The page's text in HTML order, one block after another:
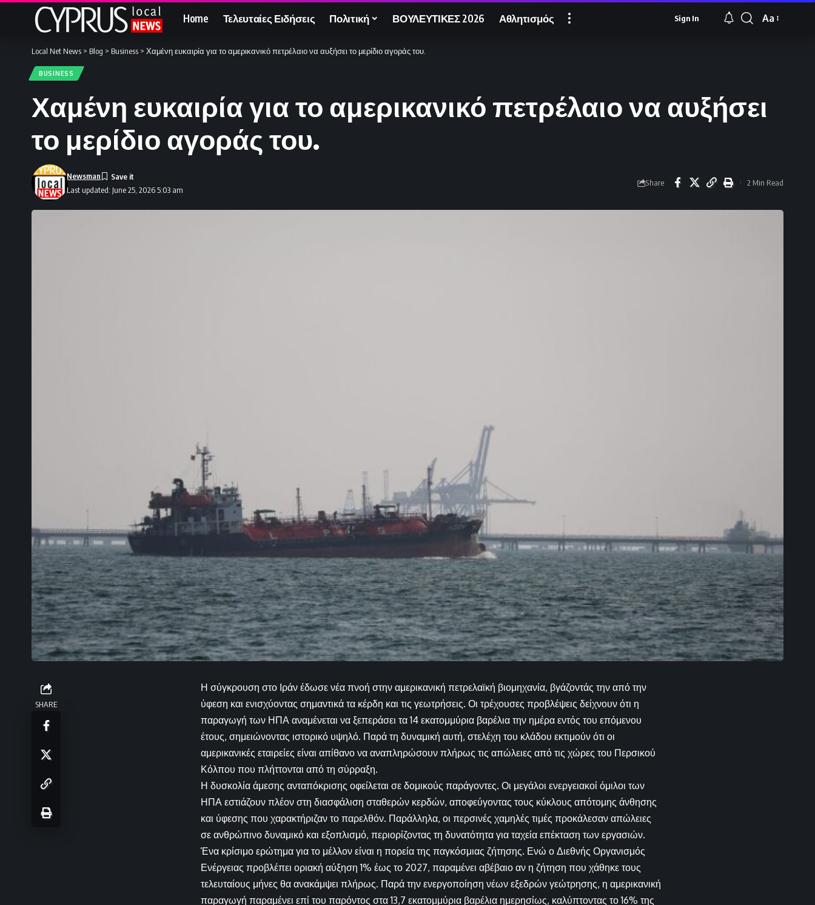
Home Τελευταίες Ειδήσεις Πολιτική ΒΟΥΛΕΥΤΙΚΕΣ 2026 Αθλητισμός Sign In
Font
Aa
Local Net News > Blog > Business > Χαμένη ευκαιρία για το αμερικανικό πετρέλαιο να αυξήσει το μερίδιο αγοράς του.
BUSINESS
Χαμένη ευκαιρία για το αμερικανικό πετρέλαιο να αυξήσει
το μερίδιο αγοράς του.
Last updated: June 25, 2026 5:03 am
Newsman
Share 2 Min Read
SHARE
Η σύγκρουση στο Ιράν έδωσε νέα πνοή στην αμερικανική πετρελαϊκή βιομηχανία, βγάζοντάς την από την
ύφεση και ενισχύοντας σημαντικά τα κέρδη και τις γεωτρήσεις. Οι τρέχουσες προβλέψεις δείχνουν ότι η
παραγωγή των ΗΠΑ αναμένεται να ξεπεράσει τα 14 εκατομμύρια βαρέλια την ημέρα εντός του επόμενου
έτους, σημειώνοντας ιστορικό υψηλό. Παρά τη δυναμική αυτή, στελέχη του κλάδου εκτιμούν ότι οι
αμερικανικές εταιρείες είναι απίθανο να αναπληρώσουν πλήρως τις απώλειες από τις χώρες του Περσικού
Κόλπου που πλήττονται από τη σύρραξη.
Η δυσκολία άμεσης ανταπόκρισης οφείλεται σε δομικούς παράγοντες. Οι μεγάλοι ενεργειακοί όμιλοι των
ΗΠΑ εστιάζουν πλέον στη διασφάλιση σταθερών κερδών, αποφεύγοντας τους κύκλους απότομης άνθησης
και ύφεσης που χαρακτήριζαν το παρελθόν. Παράλληλα, οι περσινές χαμηλές τιμές προκάλεσαν απώλειες
σε ανθρώπινο δυναμικό και εξοπλισμό, περιορίζοντας τη δυνατότητα για ταχεία επέκταση των εργασιών.
Ένα κρίσιμο ερώτημα για το μέλλον είναι η πορεία της παγκόσμιας ζήτησης. Ενώ ο Διεθνής Οργανισμός
Ενέργειας προβλέπει οριακή αύξηση 1% έως το 2027, παραμένει αβέβαιο αν η ζήτηση που χάθηκε τους
τελευταίους μήνες θα ανακάμψει πλήρως. Παρά την ενεργοποίηση νέων εξεδρών γεώτρησης, η αμερικανική
παραγωγή παραμένει επί του παρόντος στα 13,7 εκατομμύρια βαρέλια ημερησίως, καλύπτοντας το 16% της